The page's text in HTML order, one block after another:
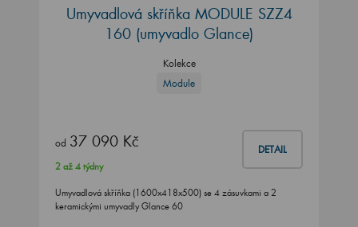
Umyvadlová skříňka MODULE SZZ4
160 (umyvadlo Glance)
Kolekce
Module
od 37 090 Kč DETAIL
2 až 4 týdny
Umyvadlová skříňka (1600x418x500) se 4 zásuvkami a 2
keramickými umyvadly Glance 60